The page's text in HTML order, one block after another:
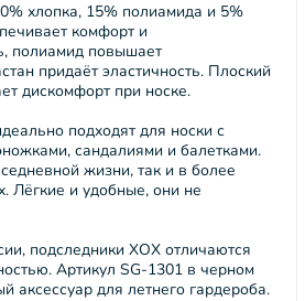
хлопка, 15% полиамида и 5%
комфорт и
полиамид повышает
придаёт эластичность. Плоский
дискомфорт при носке.
подходят для носки с
сандалиями и балетками.
жизни, так и в более
Лёгкие и удобные, они не
подследники ХОХ отличаются
Артикул SG-1301 в черном
аксессуар для летнего гардероба.